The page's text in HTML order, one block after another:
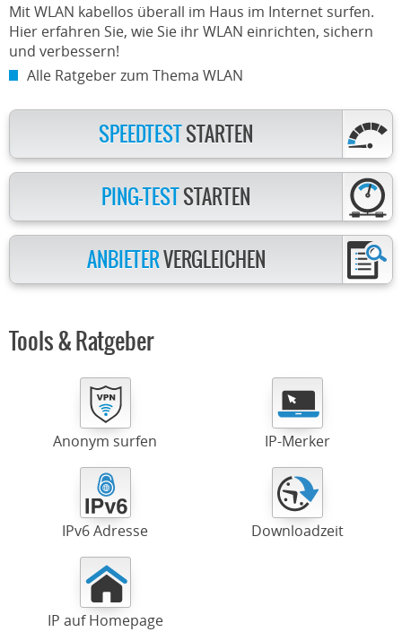
Mit WLAN kabellos überall im Haus im Internet surfen.
Hier erfahren Sie, wie Sie ihr WLAN einrichten, sichern
und verbessern!
Alle Ratgeber zum Thema WLAN
SPEEDTESTSTARTEN
PING-TESTSTARTEN
ANBIETERVERGLEICHEN
Tools & Ratgeber
Anonym surfen IP-Merker
IPv6 Adresse Downloadzeit
IP auf Homepage